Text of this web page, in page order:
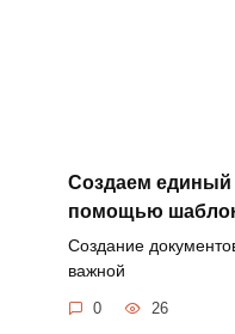
Создаем единый
помощью
Создание
важной
0 26